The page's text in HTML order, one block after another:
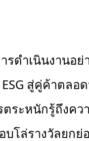
ดำเนินงานอย่
สู่คู่ค้าตล
ตระหนักรู้ถึงค
โล่รางวัลยกย่